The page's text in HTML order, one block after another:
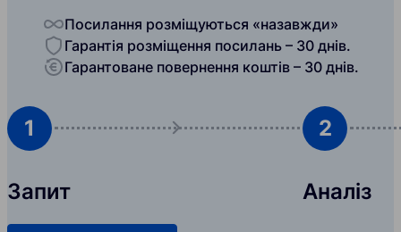
Посилання розміщуються «назавжди»
Гарантія розміщення посилань – 30 днів.
Гарантоване повернення коштів – 30 днів.
1
Запит
2
Аналіз